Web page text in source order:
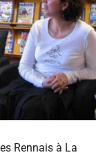
Rennais à La